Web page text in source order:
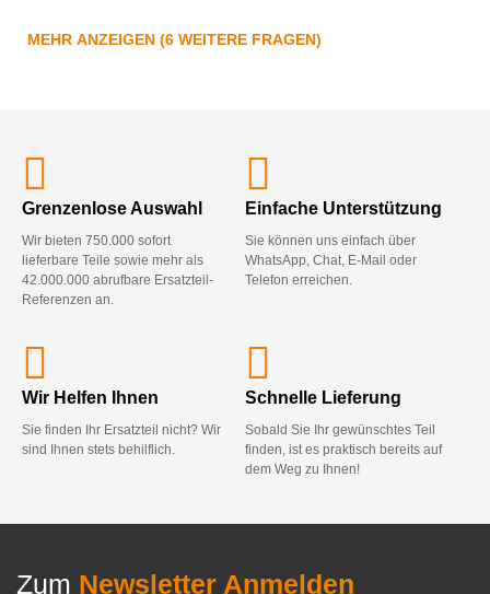
MEHR ANZEIGEN (6 WEITERE FRAGEN)
Grenzenlose Auswahl
Wir bieten 750.000 sofort
lieferbare Teile sowie mehr als
42.000.000 abrufbare Ersatzteil-
Referenzen an.
Einfache Unterstützung
Sie können uns einfach über
WhatsApp, Chat, E-Mail oder
Telefon erreichen.
Wir Helfen Ihnen
Sie finden Ihr Ersatzteil nicht? Wir
sind Ihnen stets behilflich.
Schnelle Lieferung
Sobald Sie Ihr gewünschtes Teil
finden, ist es praktisch bereits auf
dem Weg zu Ihnen!
Zum Newsletter Anmelden